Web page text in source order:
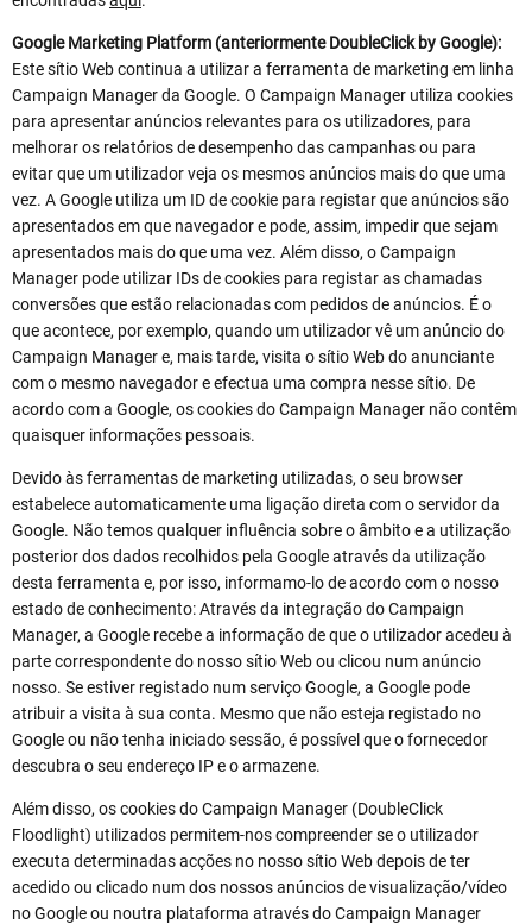
Google Marketing Platform (anteriormente DoubleClick by Google):
Este sítio Web continua a utilizar a ferramenta de marketing em linha
Campaign Manager da Google. O Campaign Manager utiliza cookies
para apresentar anúncios relevantes para os utilizadores, para
melhorar os relatórios de desempenho das campanhas ou para
evitar que um utilizador veja os mesmos anúncios mais do que uma
vez. A Google utiliza um ID de cookie para registar que anúncios são
apresentados em que navegador e pode, assim, impedir que sejam
apresentados mais do que uma vez. Além disso, o Campaign
Manager pode utilizar IDs de cookies para registar as chamadas
conversões que estão relacionadas com pedidos de anúncios. É o
que acontece, por exemplo, quando um utilizador vê um anúncio do
Campaign Manager e, mais tarde, visita o sítio Web do anunciante
com o mesmo navegador e efectua uma compra nesse sítio. De
acordo com a Google, os cookies do Campaign Manager não contêm
quaisquer informações pessoais.
Devido às ferramentas de marketing utilizadas, o seu browser
estabelece automaticamente uma ligação direta com o servidor da
Google. Não temos qualquer influência sobre o âmbito e a utilização
posterior dos dados recolhidos pela Google através da utilização
desta ferramenta e, por isso, informamo-lo de acordo com o nosso
estado de conhecimento: Através da integração do Campaign
Manager, a Google recebe a informação de que o utilizador acedeu à
parte correspondente do nosso sítio Web ou clicou num anúncio
nosso. Se estiver registado num serviço Google, a Google pode
atribuir a visita à sua conta. Mesmo que não esteja registado no
Google ou não tenha iniciado sessão, é possível que o fornecedor
descubra o seu endereço IP e o armazene.
Além disso, os cookies do Campaign Manager (DoubleClick
Floodlight) utilizados permitem-nos compreender se o utilizador
executa determinadas acções no nosso sítio Web depois de ter
acedido ou clicado num dos nossos anúncios de visualização/vídeo
no Google ou noutra plataforma através do Campaign Manager